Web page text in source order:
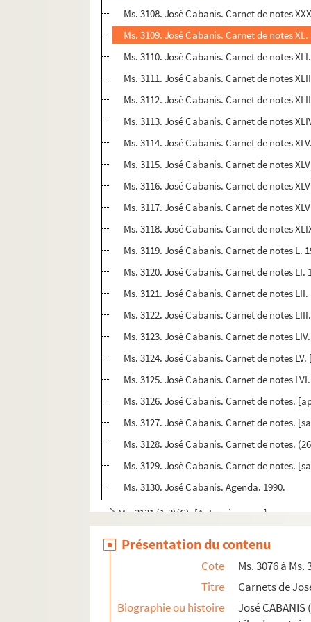
Ms. 3108. José Cabanis. Carnet de notes
Ms. 3109. José Cabanis. Carnet de notes
Ms. 3110. José Cabanis. Carnet de notes
Ms. 3111. José Cabanis. Carnet de notes
Ms. 3112. José Cabanis. Carnet de notes
Ms. 3113. José Cabanis. Carnet de notes
Ms. 3114. José Cabanis. Carnet de notes
Ms. 3115. José Cabanis. Carnet de notes
Ms. 3116. José Cabanis. Carnet de notes
Ms. 3117. José Cabanis. Carnet de notes
Ms. 3118. José Cabanis. Carnet de notes
Ms. 3119. José Cabanis. Carnet de notes
Ms. 3120. José Cabanis. Carnet de notes
Ms. 3121. José Cabanis. Carnet de notes
Ms. 3122. José Cabanis. Carnet de notes
Ms. 3123. José Cabanis. Carnet de notes
Ms. 3124. José Cabanis. Carnet de notes
Ms. 3125. José Cabanis. Carnet de notes
Ms. 3126. José Cabanis. Carnet de notes.
Ms. 3127. José Cabanis. Carnet de notes.
Ms. 3128. José Cabanis. Carnet de notes.
Ms. 3129. José Cabanis. Carnet de notes.
Ms. 3130. José Cabanis. Agenda. 1990.
Ms. 3131 (1-3)(C). [Auteur inconnu].
Présentation du contenu
Cote
Ms. 3076 à Ms.
Titre
Carnets de
Biographie ou histoire
José CABANIS